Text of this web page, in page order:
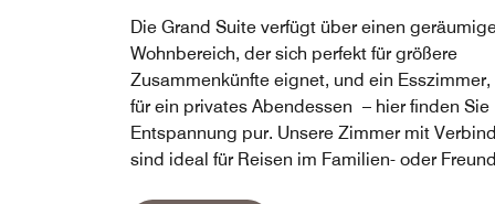
Die Grand Suite verfügt über einen
Wohnbereich, der sich perfekt für größere
Zusammenkünfte eignet, und ein Esszimmer,
für ein privates Abendessen – hier finden Sie
Entspannung pur. Unsere Zimmer mit
sind ideal für Reisen im Familien- oder